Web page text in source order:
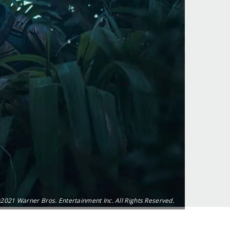
Warner Bros. Entertainment Inc. All Rights Reserved.